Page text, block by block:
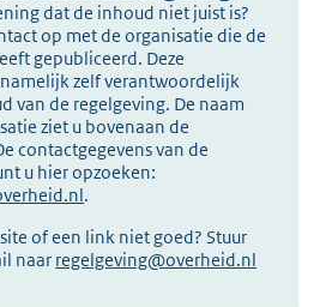
dat de inhoud niet juist is?
op met de organisatie die de
gepubliceerd. Deze
zelf verantwoordelijk
van de regelgeving. De naam
ziet u bovenaan de
contactgegevens van de
u hier opzoeken:
.
of een link niet goed? Stuur
naar regelgeving@overheid.nl